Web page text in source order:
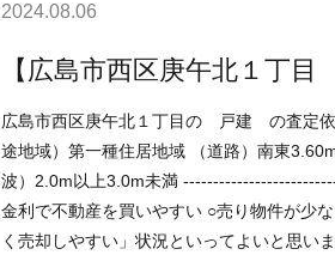
2024.08.06
【広島市西区庚午北１丁
広島市西区庚午北１丁目の 戸建 の査定依頼をいただきました。
途地域）第一種住居地域 （道路）南東
波）2.0m以上3.0m未満 ----------------------------------------------------------------------------- 現在の不動産市況については、 ○住宅ローンが低
金利で不動産を買いやすい ○売り物件が少なく、物件を探している人が多い
く売却しやすい」状況といってよいと思い